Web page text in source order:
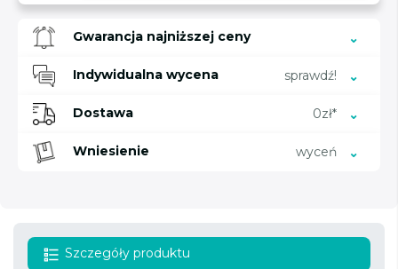
Gwarancja najniższej ceny
Indywidualna wycena sprawdź!
Dostawa 0zł*
Wniesienie wyceń
Szczegóły produktu